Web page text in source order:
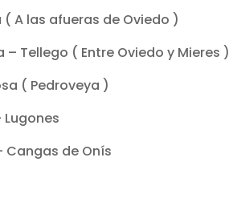
A las afueras de Oviedo )
– Tellego ( Entre Oviedo y Mieres )
( Pedroveya )
Lugones
Cangas de Onís